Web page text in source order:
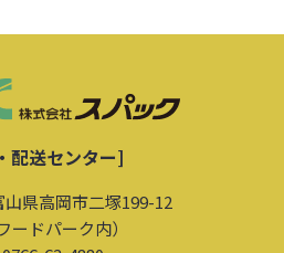
配送センター]
山県高岡市二塚199-12
ードパーク内）